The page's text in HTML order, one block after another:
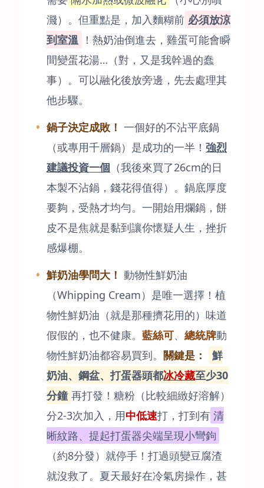
濺）。但重點是，加入麵糊前 必須放涼
到室溫 ！熱奶油倒進去，雞蛋可能會瞬
間變蛋花湯…（對，又是我幹過的蠢
事）。可以融化後放旁邊，先去處理其
他步驟。
鍋子決定成敗！ 一個好的不沾平底鍋
（或專用千層鍋）是成功的一半！ 強烈
建議投資一個 （我後來買了26cm的日
本製不沾鍋，錢花得值得）。鍋底厚度
要夠，受熱才均勻。一開始用爛鍋，餅
皮不是焦就是黏到讓你懷疑人生，挫折
感爆棚。
鮮奶油學問大！ 動物性鮮奶油
（Whipping Cream）是唯一選擇！植
物性鮮奶油（就是那種擠花用的）味道
假假的，也不健康。 藍絲可、 總統牌動
物性鮮奶油都容易買到。 關鍵是：
鮮
奶油、鋼盆、打蛋器頭都冰冷藏至少30
分鐘 再打發！糖粉（比較細緻好溶解）
分2-3次加入，用中低速打，打到有 清
晰紋路、提起打蛋器尖端呈現小彎鉤
（約8分發）就停手！打過頭變豆腐渣
就沒救了。夏天最好在冷氣房操作，甚